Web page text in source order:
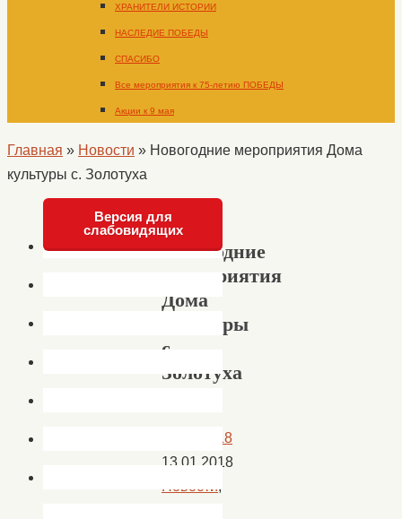
ХРАНИТЕЛИ ИСТОРИИ
НАСЛЕДИЕ ПОБЕДЫ
СПАСИБО
Все мероприятия к 75-летию ПОБЕДЫ
Акции к 9 мая
Главная » Новости » Новогодние мероприятия Дома
культуры с. Золотуха
Новогодние
мероприятия
Дома
культуры
с.
Золотуха
11.01.2018
13.01.2018
Новости,
Версия для
слабовидящих